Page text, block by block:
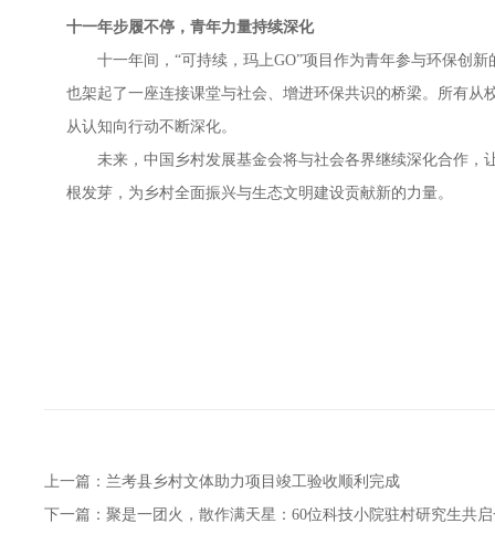
十一年步履不停，青年力量持续深化
十一年间，“可持续，玛上GO”项目作为青年参与环保创
也架起了一座连接课堂与社会、增进环保共识的桥梁。所有
从认知向行动不断深化。
未来，中国乡村发展基金会将与社会各界继续深化合作，
根发芽，为乡村全面振兴与生态文明建设贡献新的力量。
上一篇： 兰考县乡村文体助力项目竣工验收顺利完成
下一篇： 聚是一团火，散作满天星：60位科技小院驻村研究生共